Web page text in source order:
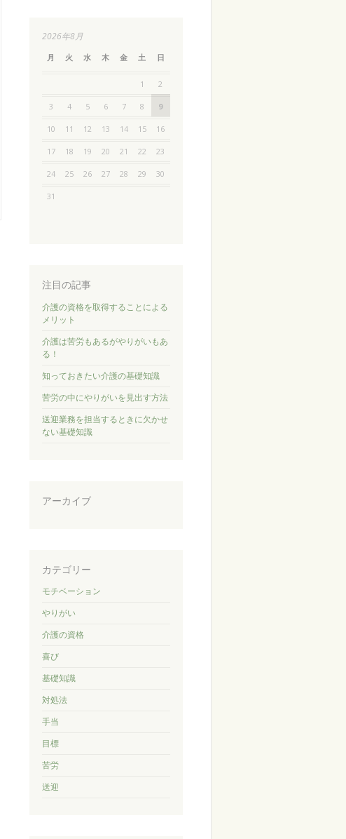
2026年8月
月 火 水 木 金 土 日
1 2
3 4 5 6 7 8 9
10 11 12 13 14 15 16
17 18 19 20 21 22 23
24 25 26 27 28 29 30
31
注目の記事
介護の資格を取得することによる
メリット
介護は苦労もあるがやりがいもあ
る！
知っておきたい介護の基礎知識
苦労の中にやりがいを見出す方法
送迎業務を担当するときに欠かせ
ない基礎知識
アーカイブ
カテゴリー
モチベーション
やりがい
介護の資格
喜び
基礎知識
対処法
手当
目標
苦労
送迎